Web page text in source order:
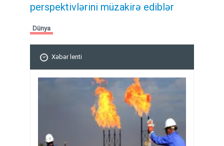
perspektivlərini müzakirə ediblər
Dünya
Xəbər lenti